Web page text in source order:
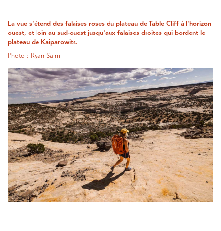
La vue s'étend des falaises roses du plateau de Table Cliff à l'horizon
ouest, et loin au sud-ouest jusqu'aux falaises droites qui bordent le
plateau de Kaiparowits.
Photo : Ryan Salm